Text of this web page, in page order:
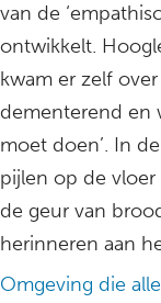
van de
ontwikkelt.
kwam er zelf
dementerend en
moet doen’. In
pijlen op de
de geur van
herinneren aan
Omgeving die